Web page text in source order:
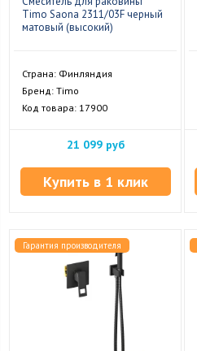
Timo Saona 2311/03F черный
матовый (высокий)
Страна: Финляндия
Бренд: Timo
Код товара: 17900
21 099 руб
Купить в 1 клик
Гарантия производителя